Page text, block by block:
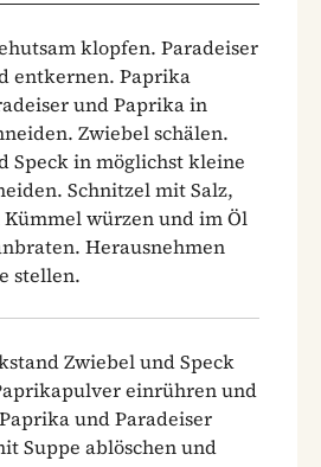
klopfen. Paradeiser
entkernen. Paprika
und Paprika in
Zwiebel schälen.
Speck in möglichst kleine
Schnitzel mit Salz,
würzen und im Öl
Herausnehmen
stellen.
Zwiebel und Speck
einrühren und
und Paradeiser
Suppe ablöschen und